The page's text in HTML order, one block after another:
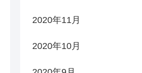
2020年11月
2020年10月